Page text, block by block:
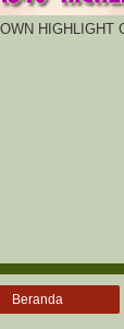
HIGHLIGHT
Beranda